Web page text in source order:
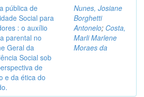
pública de
Social para
: o auxílio
parental no
Geral da
Social sob
de
e da ética do
Nunes, Josiane
Borghetti
Antonelo; Costa,
Marli Marlene
Moraes da